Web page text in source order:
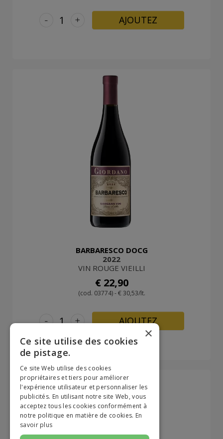
+
- AJOUTEZ
BARBARESCO DOCG
2022
VIN ROUGE VIEILLI
€ 22,90
(cod. 03774) - € 30,53/lt.
+
- AJOUTEZ
×
Ce site utilise des cookies
de pistage.
Ce site Web utilise des cookies
propriétaires et tiers pour améliorer
l'expérience utilisateur et personnaliser les
publicités. En utilisant notre site Web, vous
acceptez tous les cookies conformément à
notre politique en matière de cookies. En
savoir plus